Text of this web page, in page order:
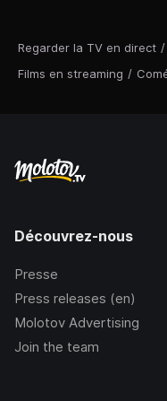
Regarder la TV en direct /
Films en streaming /
Découvrez-nous
Presse
Press releases (en)
Molotov Advertising
Join the team